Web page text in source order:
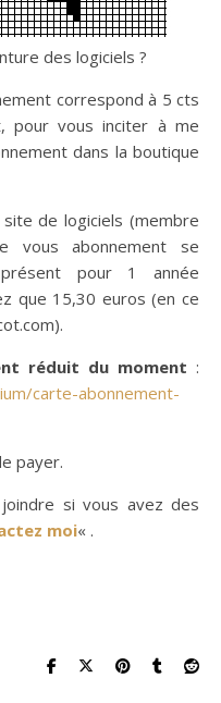
des logiciels ?
correspond à 5 cts
pour vous inciter à me
dans la boutique
de logiciels (membre
vous abonnement se
pour 1 année
que 15,30 euros (en ce
réduit du moment :
carte-abonnement-
payer.
si vous avez des
moi« .